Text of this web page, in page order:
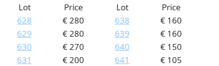
Lot
Price
628
€ 280
629
€ 280
630
€ 270
631
€ 200
Lot
Price
638
€ 160
639
€ 160
640
€ 150
641
€ 105